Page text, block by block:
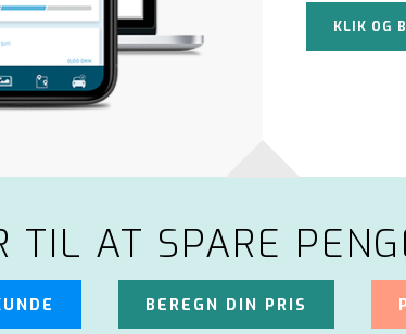
KLIK OG
TIL AT SPARE
BEREGN DIN PRIS